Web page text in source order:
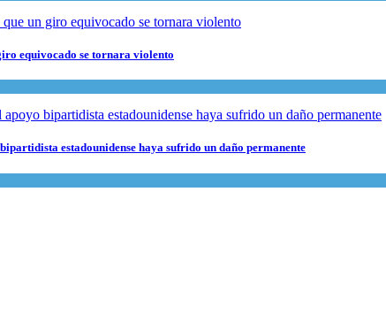
equivocado se tornara violento
estadounidense haya sufrido un daño permanente